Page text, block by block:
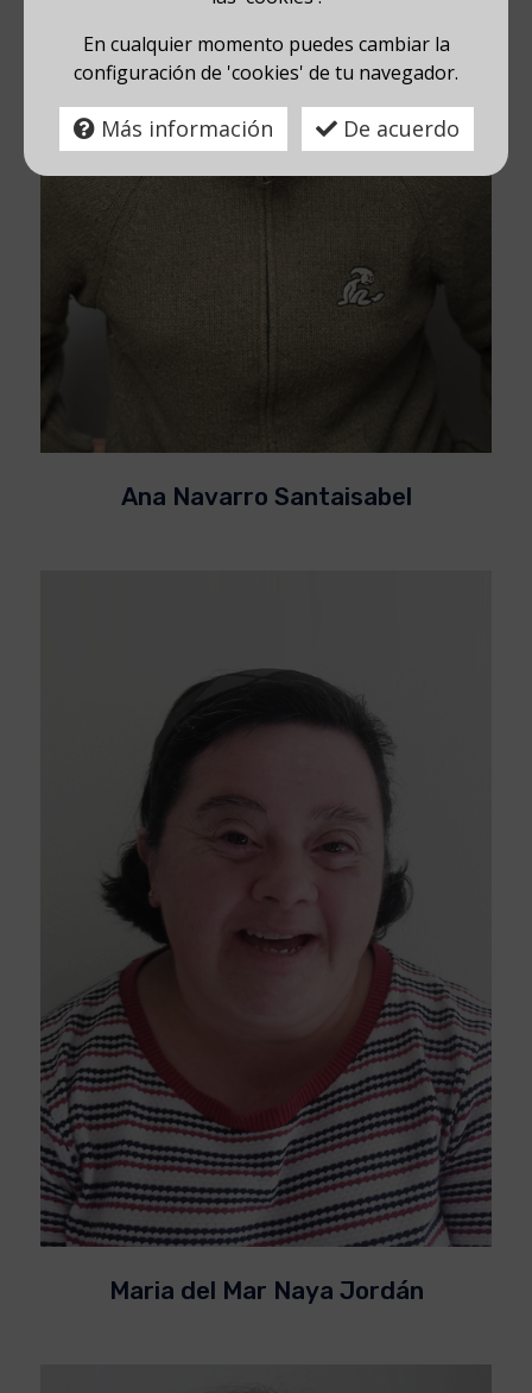
Ana Navarro Santaisabel
Maria del Mar Naya Jordán
En cualquier momento puedes cambiar la
configuración de 'cookies' de tu navegador.
Más información De acuerdo